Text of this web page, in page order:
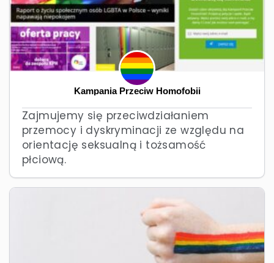
Kampania Przeciw Homofobii
Zajmujemy się przeciwdziałaniem
przemocy i dyskryminacji ze względu na
orientację seksualną i tożsamość
płciową.